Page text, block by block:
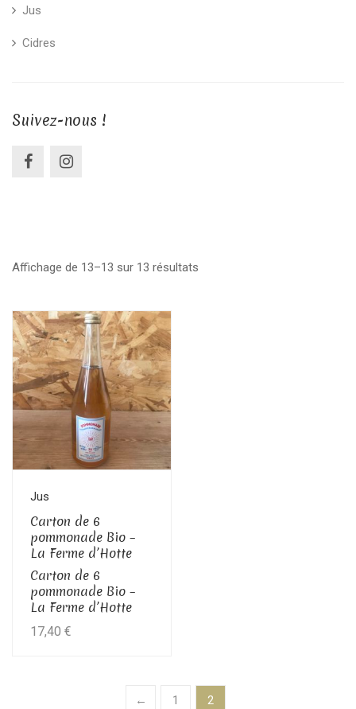
Affichage de 13–13 sur 13 résultats
Jus
Carton de 6
pommonade Bio –
La Ferme d’Hotte
Carton de 6
pommonade Bio –
La Ferme d’Hotte
17,40 €
← 1 2
Jus
Cidres
Suivez-nous !